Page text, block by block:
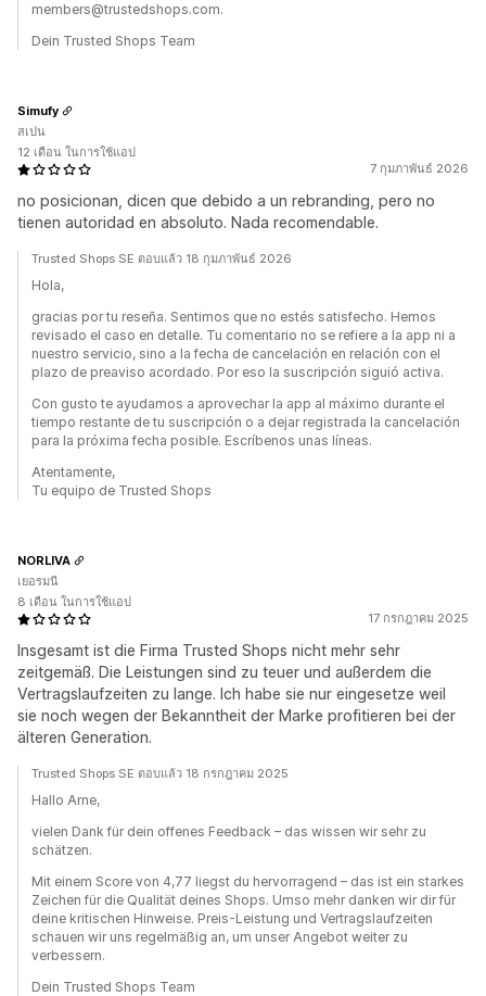
members@trustedshops.com.
Dein Trusted Shops Team
7 กุมภาพันธ์ 2026
no posicionan, dicen que debido a un rebranding, pero no
tienen autoridad en absoluto. Nada recomendable.
Simufy
สเปน
12 เดือน ในการใช้แอป
Trusted Shops SE ตอบแล้ว 18 กุมภาพันธ์ 2026
Hola,
gracias por tu reseña. Sentimos que no estés satisfecho. Hemos
revisado el caso en detalle. Tu comentario no se refiere a la app ni a
nuestro servicio, sino a la fecha de cancelación en relación con el
plazo de preaviso acordado. Por eso la suscripción siguió activa.
Con gusto te ayudamos a aprovechar la app al máximo durante el
tiempo restante de tu suscripción o a dejar registrada la cancelación
para la próxima fecha posible. Escríbenos unas líneas.
Atentamente,
Tu equipo de Trusted Shops
17 กรกฎาคม 2025
Insgesamt ist die Firma Trusted Shops nicht mehr sehr
zeitgemäß. Die Leistungen sind zu teuer und außerdem die
Vertragslaufzeiten zu lange. Ich habe sie nur eingesetze weil
sie noch wegen der Bekanntheit der Marke profitieren bei der
älteren Generation.
NORLIVA
เยอรมนี
8 เดือน ในการใช้แอป
Trusted Shops SE ตอบแล้ว 18 กรกฎาคม 2025
Hallo Arne,
vielen Dank für dein offenes Feedback – das wissen wir sehr zu
schätzen.
Mit einem Score von 4,77 liegst du hervorragend – das ist ein starkes
Zeichen für die Qualität deines Shops. Umso mehr danken wir dir für
deine kritischen Hinweise. Preis-Leistung und Vertragslaufzeiten
schauen wir uns regelmäßig an, um unser Angebot weiter zu
verbessern.
Dein Trusted Shops Team